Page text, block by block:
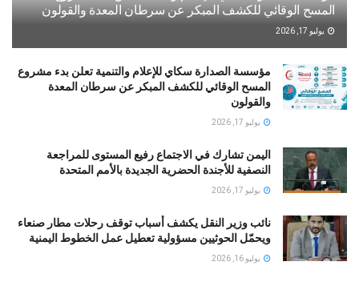
المسح الوقائي للكشف المبكر عن سرطان المعدة والقولون
يوليو 17, 2026
مؤسسة الصدارة سكاي للإعلام والتنمية تعلن بدء مشروع
المسح الوقائي للكشف المبكر عن سرطان المعدة
والقولون
يوليو 17, 2026
اليمن تشارك في الاجتماع رفيع المستوى للمراجعة
النصفية للأجندة الحضرية الجديدة بالأمم المتحدة
يوليو 17, 2026
نائب وزير النقل يكشف أسباب توقف رحلات مطار صنعاء
ويحمّل الحوثيين مسؤولية تعطيل عمل الخطوط اليمنية
يوليو 16, 2026